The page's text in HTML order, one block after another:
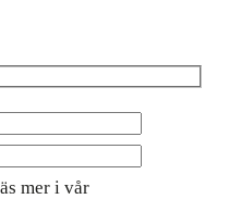
mer i vår